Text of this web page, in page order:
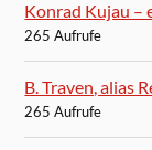
Konrad Kujau –
265 Aufrufe
B. Traven, alias
265 Aufrufe